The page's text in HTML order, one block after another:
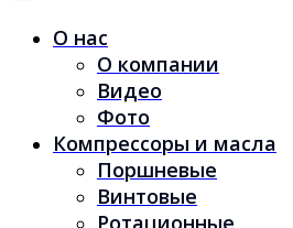
О нас
О компании
Видео
Фото
Компрессоры и масла
Поршневые
Винтовые
Ротационные